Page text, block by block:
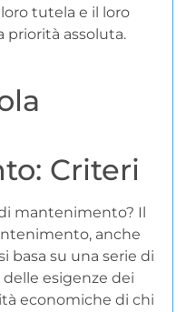
tutela e il loro
priorità assoluta.
Criteri
mantenimento? Il
anche
basa su una serie di
esigenze dei
economiche di chi